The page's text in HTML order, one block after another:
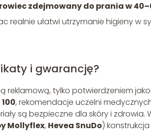
zdejmowany do prania w
realnie ułatwi utrzymanie higieny w
i gwarancję?
reklamową, tylko potwierdzeniem
, rekomendacje uczelni
są bezpieczne dla skóry i
Mollyflex, Hevea SnuDo)